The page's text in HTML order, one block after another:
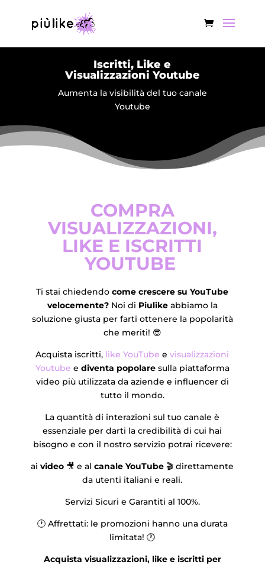
Iscritti, Like e
Visualizzazioni Youtube
Aumenta la visibilità del tuo canale
Youtube
COMPRA
VISUALIZZAZIONI,
LIKE E ISCRITTI
YOUTUBE
Ti stai chiedendocome crescere su YouTube
velocemente?Noi di Piulikeabbiamo la
soluzione giusta per farti ottenere la popolarità
che meriti! 😎
Acquista iscritti, like YouTube evisualizzazioni
Youtube e diventa popolaresulla piattaforma
video più utilizzata da aziende e influencer di
tutto il mondo.
La quantità di interazioni sul tuo canale è
essenziale per darti la credibilità di cui hai
bisogno e con il nostro servizio potrai ricevere:
aivideo 🎥 e alcanale YouTube 🎬 direttamente
da utenti italiani e reali.
Servizi Sicuri e Garantiti al 100%.
🕐 Affrettati: le promozioni hanno una durata
limitata! 🕐
Acquista visualizzazioni, like e iscritti per